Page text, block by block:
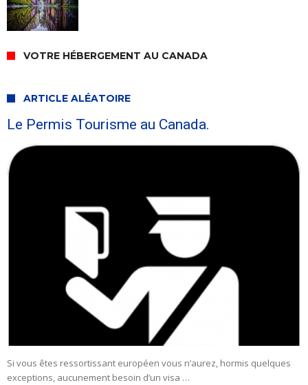
VOTRE HÉBERGEMENT AU CANADA
ARTICLE ALÉATOIRE
Le Permis Tourisme au Canada.
Si vous êtes ressortissant européen vous n’aurez, hormis quelques
exceptions, aucunement besoin d’un visa …